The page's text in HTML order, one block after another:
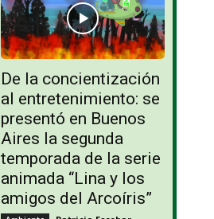
De la concientización
al entretenimiento: se
presentó en Buenos
Aires la segunda
temporada de la serie
animada “Lina y los
amigos del Arcoíris”